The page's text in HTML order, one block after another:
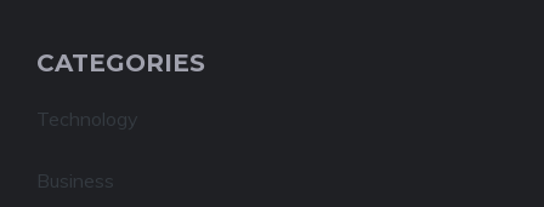
CATEGORIES
Technology
Business